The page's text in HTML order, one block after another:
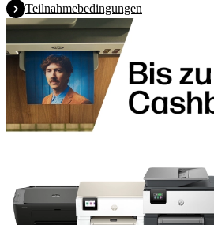
Teilnahmebedingungen